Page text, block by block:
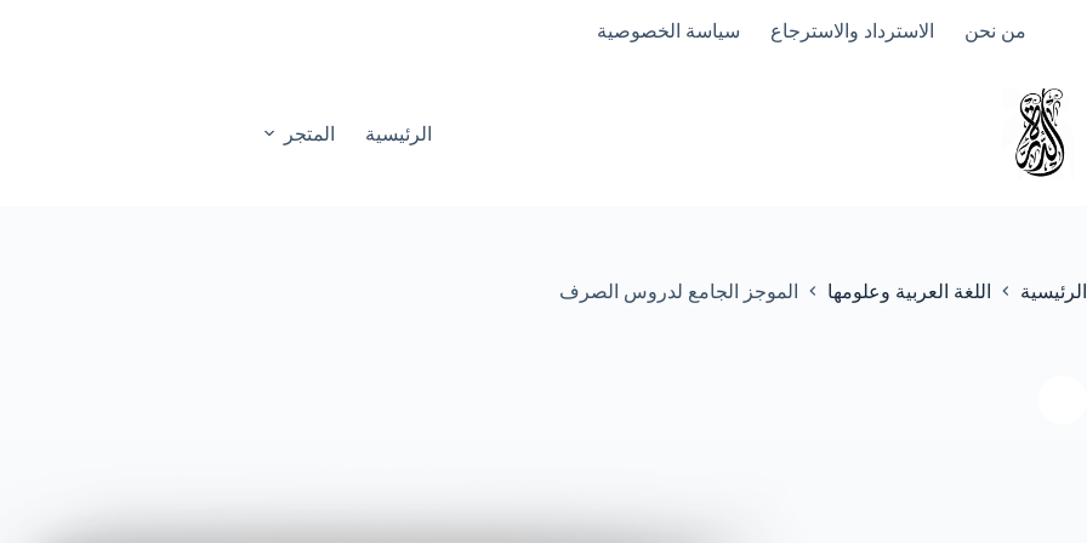
من نحن الاسترداد والاسترجاع سياسة الخصوصية
الرئيسية المتجر
الرئيسية اللغة العربية وعلومها الموجز الجامع لدروس الصرف